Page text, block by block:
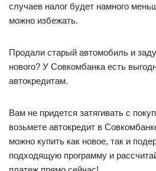
случаев налог будет намного
можно избежать.
Продали старый автомобиль и
нового? У Совкомбанка есть
автокредитам.
Вам не придется затягивать с
возьмете автокредит в
можно купить как новое, так и
подходящую программу и